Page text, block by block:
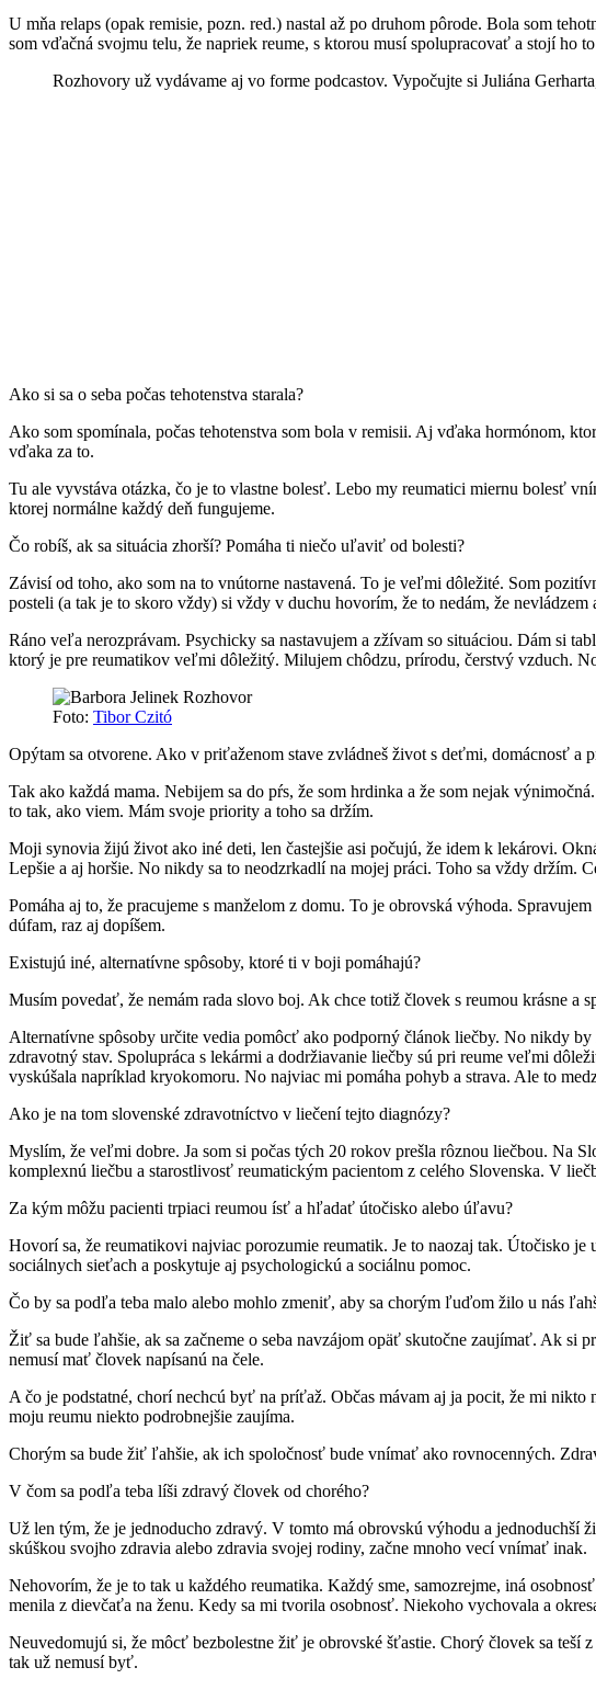
U mňa relaps (opak remisie, pozn. red.) nastal až po druhom pôrode. Bola som
som vďačná svojmu telu, že napriek reume, s ktorou musí spolupracovať a stojí
Rozhovory už vydávame aj vo forme podcastov. Vypočujte si Juliána
Ako si sa o seba počas tehotenstva starala?
Ako som spomínala, počas tehotenstva som bola v remisii. Aj vďaka hormónom,
vďaka za to.
Tu ale vyvstáva otázka, čo je to vlastne bolesť. Lebo my reumatici miernu bolesť
ktorej normálne každý deň fungujeme.
Čo robíš, ak sa situácia zhorší? Pomáha ti niečo uľaviť od bolesti?
Závisí od toho, ako som na to vnútorne nastavená. To je veľmi dôležité. Som
posteli (a tak je to skoro vždy) si vždy v duchu hovorím, že to nedám, že
Ráno veľa nerozprávam. Psychicky sa nastavujem a zžívam so situáciou. Dám si
ktorý je pre reumatikov veľmi dôležitý. Milujem chôdzu, prírodu, čerstvý vzduch.
Foto: Tibor Czitó
Opýtam sa otvorene. Ako v priťaženom stave zvládneš život s deťmi, domácnosť a
Tak ako každá mama. Nebijem sa do pŕs, že som hrdinka a že som nejak
to tak, ako viem. Mám svoje priority a toho sa držím.
Moji synovia žijú život ako iné deti, len častejšie asi počujú, že idem k lekárovi.
Lepšie a aj horšie. No nikdy sa to neodzrkadlí na mojej práci. Toho sa vždy držím.
Pomáha aj to, že pracujeme s manželom z domu. To je obrovská výhoda.
dúfam, raz aj dopíšem.
Existujú iné, alternatívne spôsoby, ktoré ti v boji pomáhajú?
Musím povedať, že nemám rada slovo boj. Ak chce totiž človek s reumou krásne
Alternatívne spôsoby určite vedia pomôcť ako podporný článok liečby. No nikdy
zdravotný stav. Spolupráca s lekármi a dodržiavanie liečby sú pri reume veľmi
vyskúšala napríklad kryokomoru. No najviac mi pomáha pohyb a strava. Ale to
Ako je na tom slovenské zdravotníctvo v liečení tejto diagnózy?
Myslím, že veľmi dobre. Ja som si počas tých 20 rokov prešla rôznou liečbou. Na
komplexnú liečbu a starostlivosť reumatickým pacientom z celého Slovenska. V
Za kým môžu pacienti trpiaci reumou ísť a hľadať útočisko alebo úľavu?
Hovorí sa, že reumatikovi najviac porozumie reumatik. Je to naozaj tak. Útočisko
sociálnych sieťach a poskytuje aj psychologickú a sociálnu pomoc.
Čo by sa podľa teba malo alebo mohlo zmeniť, aby sa chorým ľuďom žilo u nás
Žiť sa bude ľahšie, ak sa začneme o seba navzájom opäť skutočne zaujímať. Ak si
nemusí mať človek napísanú na čele.
A čo je podstatné, chorí nechcú byť na príťaž. Občas mávam aj ja pocit, že mi nikto
moju reumu niekto podrobnejšie zaujíma.
Chorým sa bude žiť ľahšie, ak ich spoločnosť bude vnímať ako rovnocenných.
V čom sa podľa teba líši zdravý človek od chorého?
Už len tým, že je jednoducho zdravý. V tomto má obrovskú výhodu a jednoduchší
skúškou svojho zdravia alebo zdravia svojej rodiny, začne mnoho vecí vnímať inak.
Nehovorím, že je to tak u každého reumatika. Každý sme, samozrejme, iná
menila z dievčaťa na ženu. Kedy sa mi tvorila osobnosť. Niekoho vychovala a
Neuvedomujú si, že môcť bezbolestne žiť je obrovské šťastie. Chorý človek sa
tak už nemusí byť.